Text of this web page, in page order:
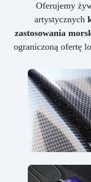
Oferujemy
artystycznych
zastosowania
ograniczoną ofertę